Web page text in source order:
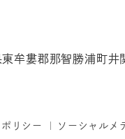
東牟婁郡那智勝浦町井
リシー ソーシャルメ